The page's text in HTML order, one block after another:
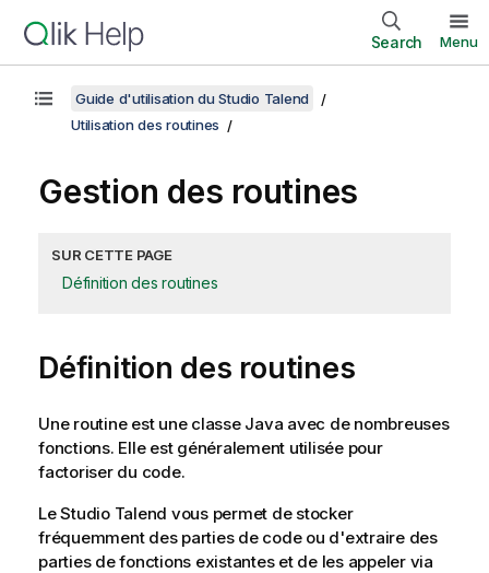
Search Menu
Guide d'utilisation du Studio Talend
Utilisation des routines
Gestion des routines
SUR CETTE PAGE
Définition des routines
Définition des routines
Une routine est une classe Java avec de nombreuses
fonctions. Elle est généralement utilisée pour
factoriser du code.
LeStudio Talend vous permet de stocker
fréquemment des parties de code ou d'extraire des
parties de fonctions existantes et de les appeler via